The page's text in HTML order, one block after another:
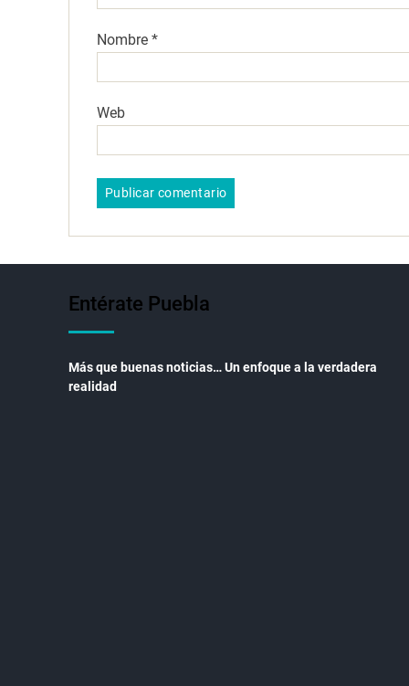
Nombre *
Web
Entérate Puebla
Más que buenas noticias… Un enfoque a la verdadera
realidad